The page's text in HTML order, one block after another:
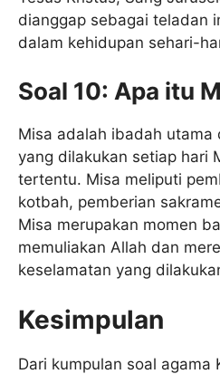
dianggap sebagai teladan
dalam kehidupan sehari-
Soal 10: Apa itu
Misa adalah ibadah utama
yang dilakukan setiap hari
tertentu. Misa meliputi
kotbah, pemberian
Misa merupakan momen
memuliakan Allah dan
keselamatan yang
Kesimpulan
Dari kumpulan soal agama